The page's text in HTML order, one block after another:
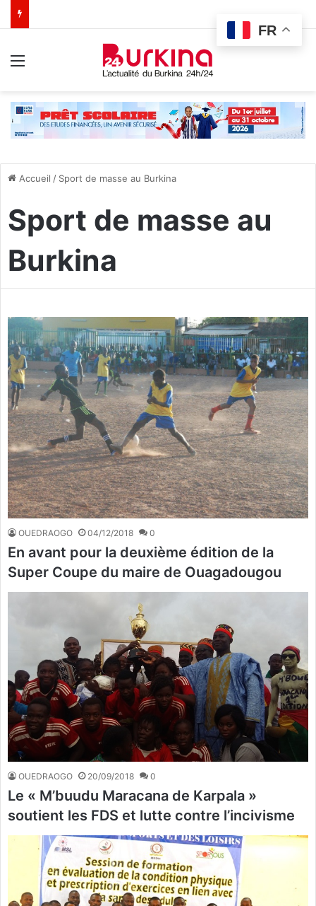
Accueil / Sport de masse au Burkina
Sport de masse au
Burkina
OUEDRAOGO 04/12/2018 0
En avant pour la deuxième édition de la
Super Coupe du maire de Ouagadougou
OUEDRAOGO 20/09/2018 0
Le « M’buudu Maracana de Karpala »
soutient les FDS et lutte contre l’incivisme
FR